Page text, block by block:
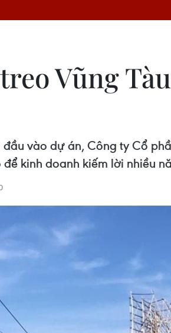
Vũng
vào dự án, Công ty Cổ
kinh doanh kiếm lời nhiều